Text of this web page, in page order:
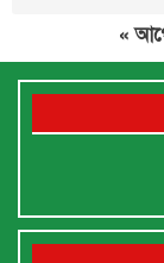
«